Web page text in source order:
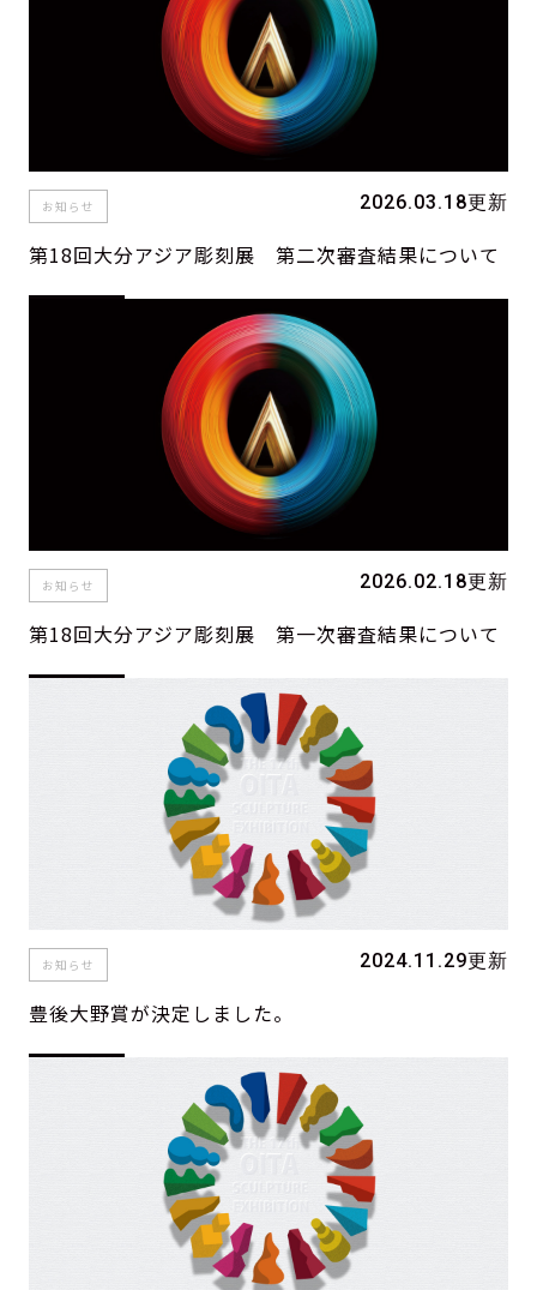
お知らせ 2026.03.18更新
第18回大分アジア彫刻展 第二次審査結果について
お知らせ 2026.02.18更新
第18回大分アジア彫刻展 第一次審査結果について
お知らせ 2024.11.29更新
豊後大野賞が決定しました。